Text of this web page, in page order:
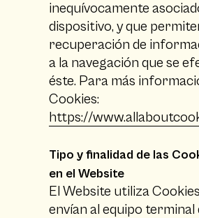
inequívocamente
dispositivo, y que
recuperación de
a la navegación que se
éste. Para más
Cookies:
https://
Tipo y finalidad de las
en el Website
El Website utiliza
envían al equipo terminal